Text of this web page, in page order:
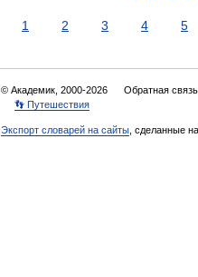
1 2 3 4 5
© Академик, 2000-2026 Обратная
👣 Путешествия
Экспорт словарей на сайты , сделанные